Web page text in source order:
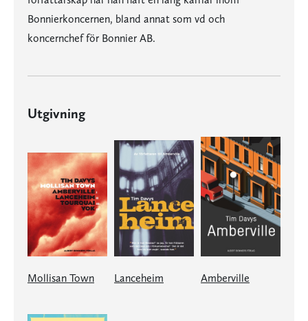
Bonnierkoncernen, bland annat som vd och
koncernchef för Bonnier AB.
Utgivning
Mollisan Town Lanceheim Amberville